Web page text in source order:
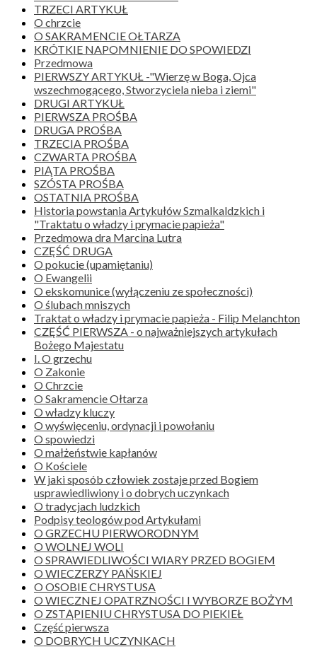
TRZECI ARTYKUŁ
O chrzcie
O SAKRAMENCIE OŁTARZA
KRÓTKIE NAPOMNIENIE DO SPOWIEDZI
Przedmowa
PIERWSZY ARTYKUŁ -"Wierzę w Boga, Ojca
wszechmogącego, Stworzyciela nieba i ziemi"
DRUGI ARTYKUŁ
PIERWSZA PROŚBA
DRUGA PROŚBA
TRZECIA PROŚBA
CZWARTA PROŚBA
PIĄTA PROŚBA
SZÓSTA PROŚBA
OSTATNIA PROŚBA
Historia powstania Artykułów Szmalkaldzkich i
"Traktatu o władzy i prymacie papieża"
Przedmowa dra Marcina Lutra
CZĘŚĆ DRUGA
O pokucie (upamiętaniu)
O Ewangelii
O ekskomunice (wyłączeniu ze społeczności)
O ślubach mniszych
Traktat o władzy i prymacie papieża - Filip Melanchton
CZĘŚĆ PIERWSZA - o najważniejszych artykułach
Bożego Majestatu
I. O grzechu
O Zakonie
O Chrzcie
O Sakramencie Ołtarza
O władzy kluczy
O wyświęceniu, ordynacji i powołaniu
O spowiedzi
O małżeństwie kapłanów
O Kościele
W jaki sposób człowiek zostaje przed Bogiem
usprawiedliwiony i o dobrych uczynkach
O tradycjach ludzkich
Podpisy teologów pod Artykułami
O GRZECHU PIERWORODNYM
O WOLNEJ WOLI
O SPRAWIEDLIWOŚCI WIARY PRZED BOGIEM
O WIECZERZY PAŃSKIEJ
O OSOBIE CHRYSTUSA
O WIECZNEJ OPATRZNOŚCI I WYBORZE BOŻYM
O ZSTĄPIENIU CHRYSTUSA DO PIEKIEŁ
Część pierwsza
O DOBRYCH UCZYNKACH